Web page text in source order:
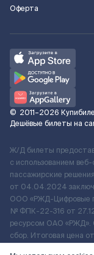
Оферта
© 2011–2026
Дешёвые билеты на
Ж/Д билеты
с использованием
пассажирские
от 04.04.2024
ООО «РЖД-Цифровые
№ ФПК-22-316 от
ресурсом ОАО «РЖД».
сбор. Итоговая цена